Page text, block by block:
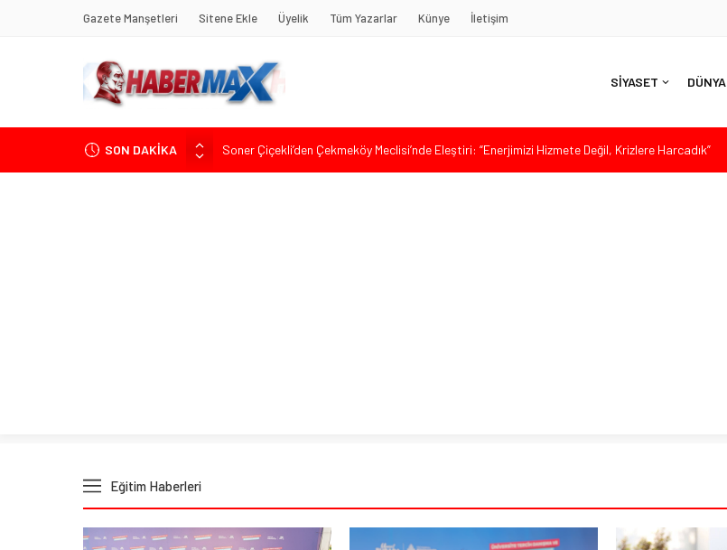
Gazete Manşetleri Sitene Ekle Üyelik Tüm Yazarlar Künye İletişim
SİYASET DÜNYA
SON DAKİKA
Soner Çiçekli’den Çekmeköy Meclisi’nde Eleştiri: “Enerjimizi Hizmete Değil, Krizlere Harcadık”
Edremit’te Kaymakam Ahmet Odabaş’a Duygu Dolu Veda Gecesi
Eğitim Haberleri